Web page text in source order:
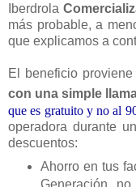
Iberdrola
más probable, a
que explicamos a
El beneficio
con una simple
que es gratuito y no al
operadora durante
descuentos:
Ahorro en tus
Generación